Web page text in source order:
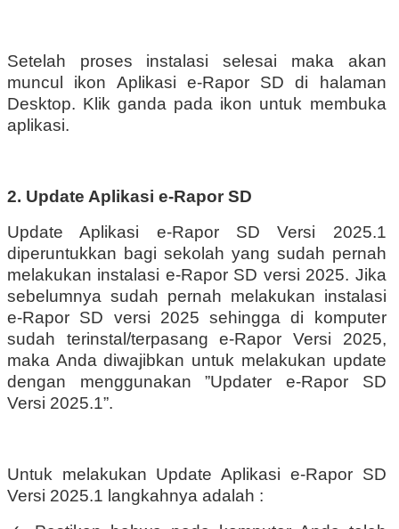
Setelah proses instalasi selesai maka akan
muncul ikon Aplikasi e-Rapor SD di halaman
Desktop. Klik ganda pada ikon untuk membuka
aplikasi.
2. Update Aplikasi e-Rapor SD
Update Aplikasi e-Rapor SD Versi 2025.1
diperuntukkan bagi sekolah yang sudah pernah
melakukan instalasi e-Rapor SD versi 2025. Jika
sebelumnya sudah pernah melakukan instalasi
e-Rapor SD versi 2025 sehingga di komputer
sudah terinstal/terpasang e-Rapor Versi 2025,
maka Anda diwajibkan untuk melakukan update
dengan menggunakan ”Updater e-Rapor SD
Versi 2025.1”.
Untuk melakukan Update Aplikasi e-Rapor SD
Versi 2025.1 langkahnya adalah :